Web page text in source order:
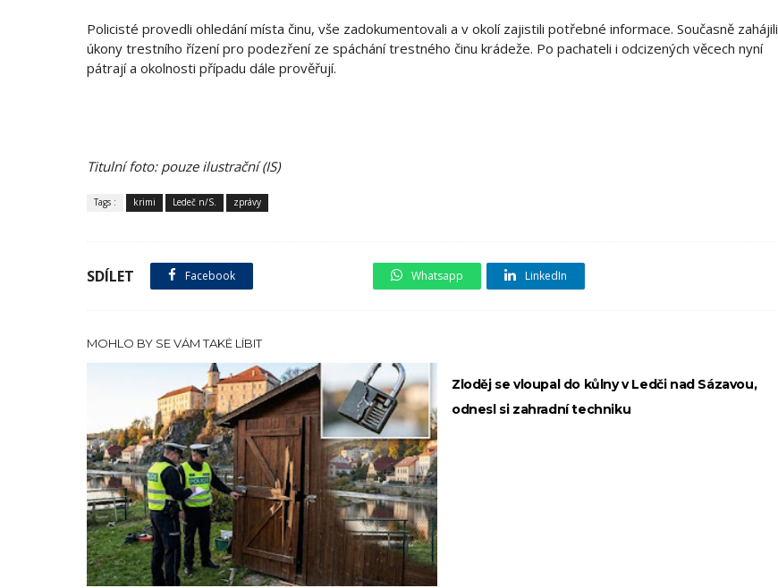
Policisté provedli ohledání místa činu, vše zadokumentovali a v okolí zajistili potřebné informace. Současně zahájili
úkony trestního řízení pro podezření ze spáchání trestného činu krádeže. Po pachateli i odcizených věcech nyní
pátrají a okolnosti případu dále prověřují.
Titulní foto: pouze ilustrační (IS)
Tags : krimi Ledeč n/S. zprávy
SDÍLET Facebook Whatsapp LinkedIn
MOHLO BY SE VÁM TAKÉ LÍBIT
Zloděj se vloupal do kůlny v Ledči nad Sázavou,
odnesl si zahradní techniku